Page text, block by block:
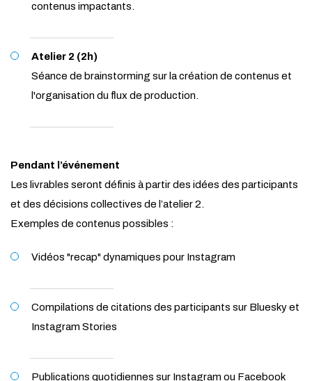
contenus impactants.
Atelier 2 (2h)
Séance de brainstorming sur la création de contenus et
l'organisation du flux de production.
Pendant l’événement
Les livrables seront définis à partir des idées des participants
et des décisions collectives de l’atelier 2.
Exemples de contenus possibles :
Vidéos "recap" dynamiques pour Instagram
Compilations de citations des participants sur Bluesky et
Instagram Stories
Publications quotidiennes sur Instagram ou Facebook